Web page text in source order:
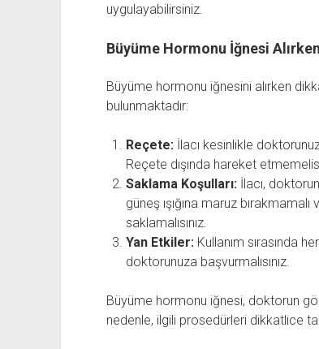
uygulayabilirsiniz.
Büyüme Hormonu İğnesi
Büyüme hormonu iğnesini alırken
bulunmaktadır:
Reçete: İlacı kesinlikle
Reçete dışında hareket
Saklama Koşulları: İlacı,
güneş ışığına maruz
saklamalısınız.
Yan Etkiler: Kullanım sırasında
doktorunuza başvurmalısınız.
Büyüme hormonu iğnesi, doktorun
nedenle, ilgili prosedürleri dikkatlice